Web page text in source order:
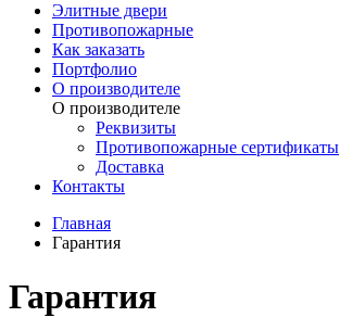
Элитные двери
Противопожарные
Как заказать
Портфолио
О производителе
О производителе
Реквизиты
Противопожарные сертификаты
Доставка
Контакты
Главная
Гарантия
Гарантия